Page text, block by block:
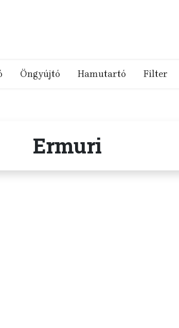
Öngyújtó Hamutartó Filter
Ermuri